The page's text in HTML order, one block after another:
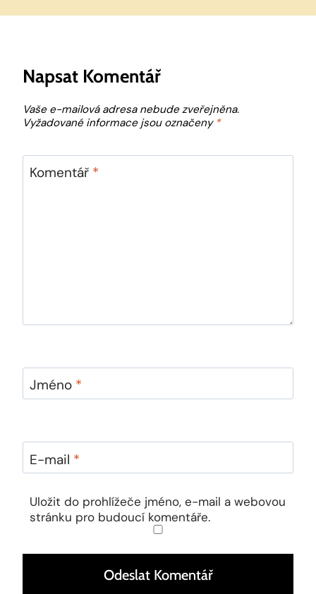
Napsat Komentář
Vaše e-mailová adresa nebude zveřejněna.
Vyžadované informace jsou označeny *
Komentář *
Jméno *
E-mail *
Uložit do prohlížeče jméno, e-mail a webovou
stránku pro budoucí komentáře.